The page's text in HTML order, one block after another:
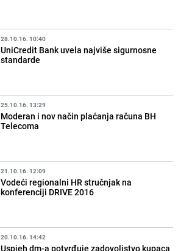
28.10.16. 10:40
UniCredit Bank uvela najviše sigurnosne
standarde
25.10.16. 13:29
Moderan i nov način plaćanja računa BH
Telecoma
21.10.16. 12:09
Vodeći regionalni HR stručnjak na
konferenciji DRIVE 2016
20.10.16. 14:42
Uspjeh dm-a potvrđuje zadovoljstvo kupaca